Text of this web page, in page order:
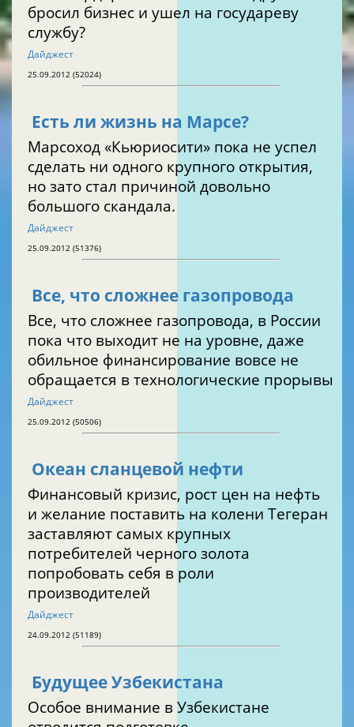
бросил бизнес и ушел на государеву
службу?
Дайджест
25.09.2012 (52024)
Есть ли жизнь на Марсе?
Марсоход «Кьюриосити» пока не успел
сделать ни одного крупного открытия,
но зато стал причиной довольно
большого скандала.
Дайджест
25.09.2012 (51376)
Все, что сложнее газопровода
Все, что сложнее газопровода, в России
пока что выходит не на уровне, даже
обильное финансирование вовсе не
обращается в технологические прорывы
Дайджест
25.09.2012 (50506)
Океан сланцевой нефти
Финансовый кризис, рост цен на нефть
и желание поставить на колени Тегеран
заставляют самых крупных
потребителей черного золота
попробовать себя в роли
производителей
Дайджест
24.09.2012 (51189)
Будущее Узбекистана
Особое внимание в Узбекистане